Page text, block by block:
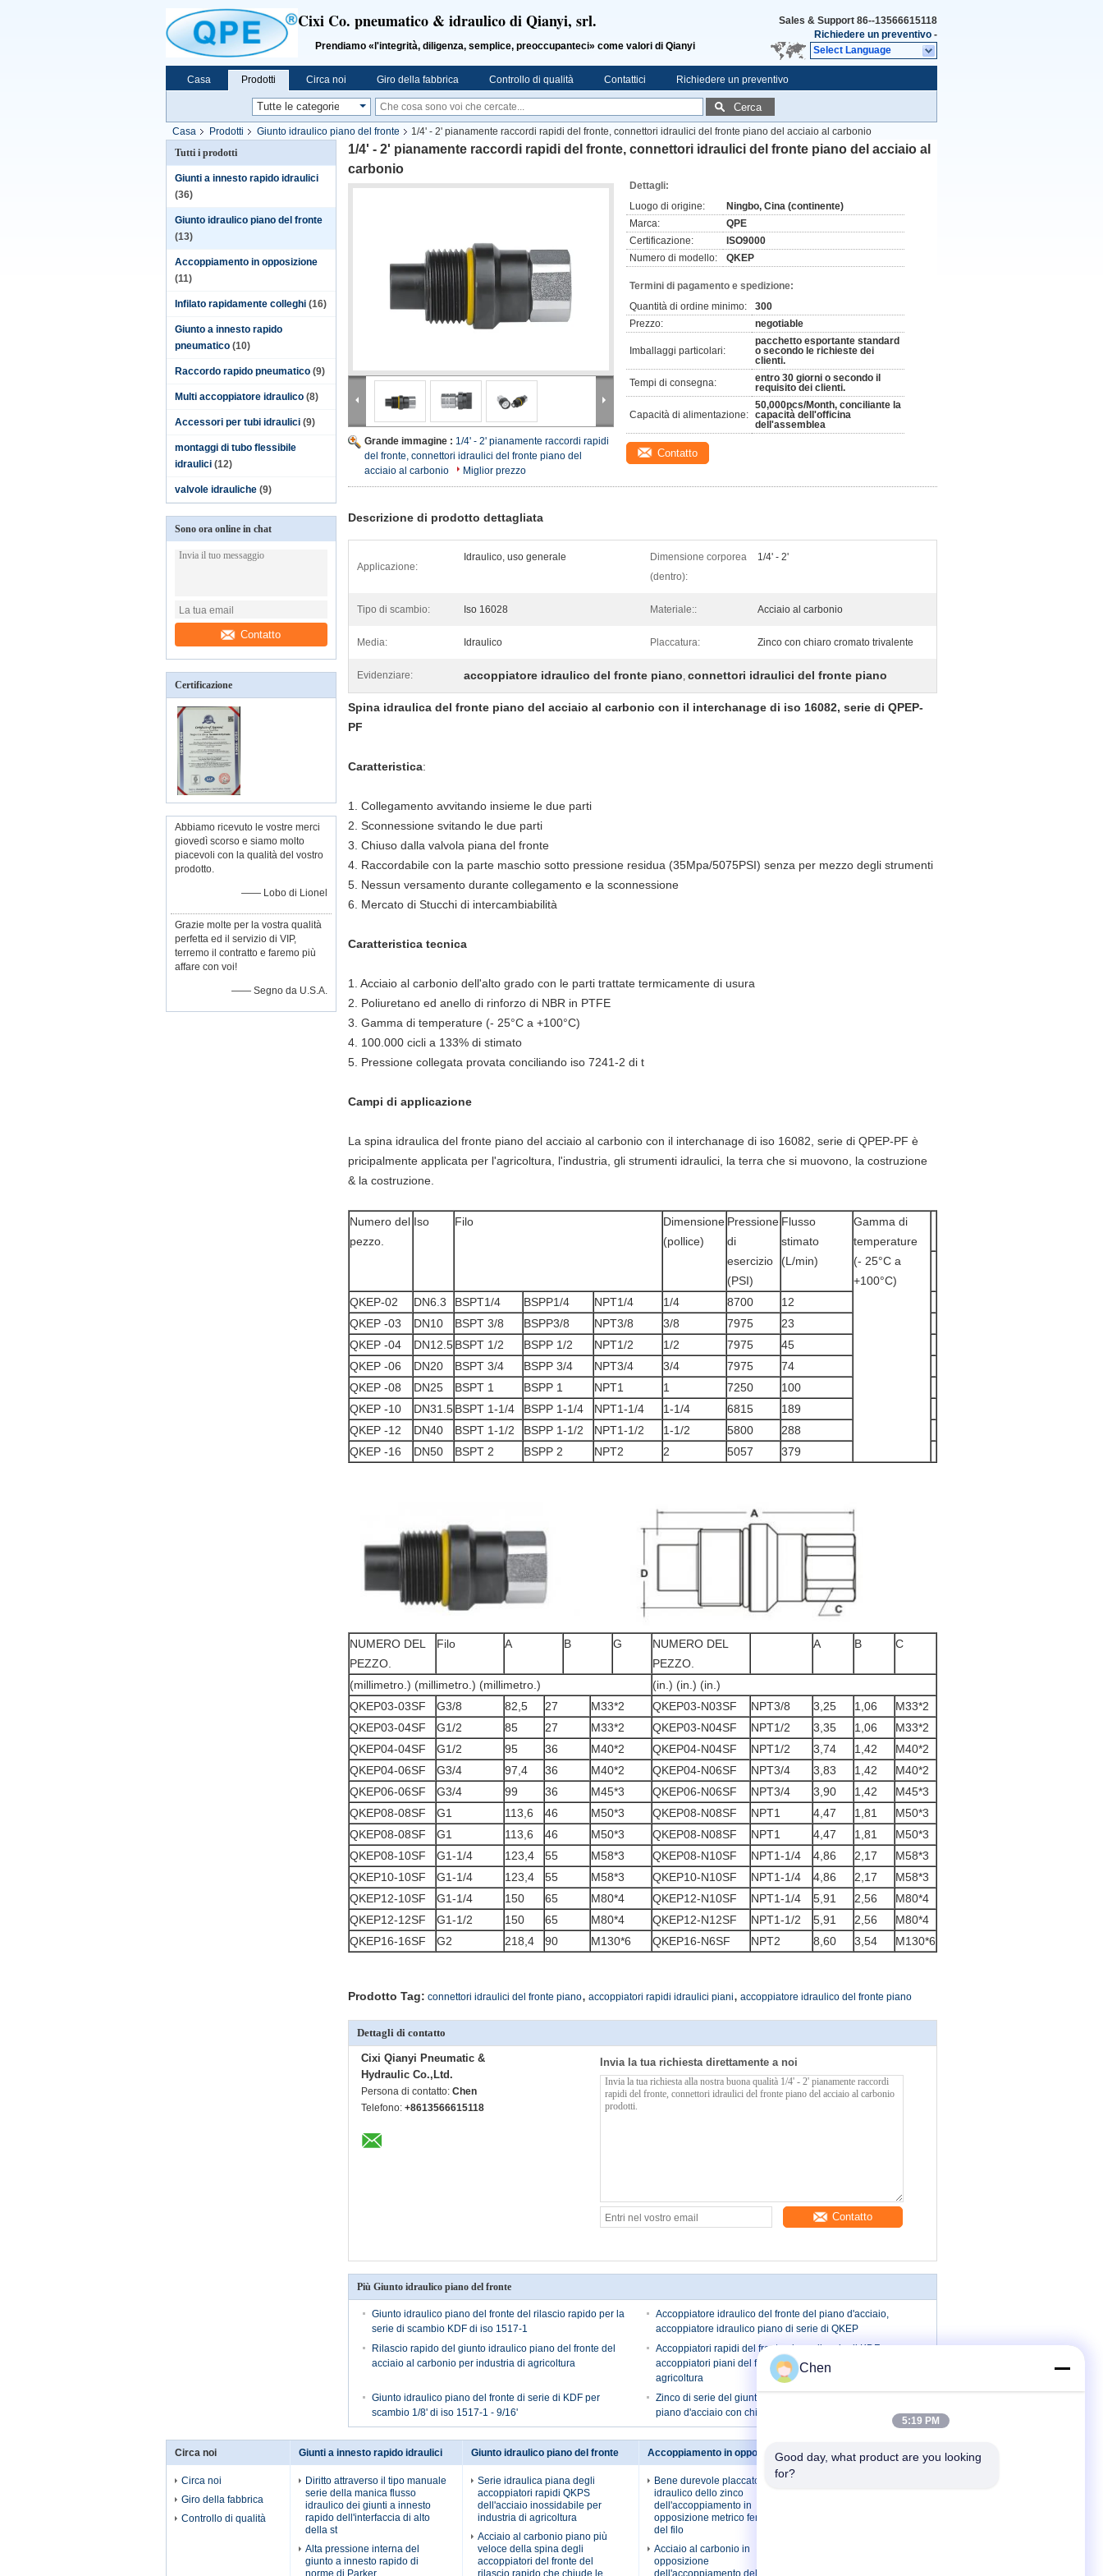
Cixi Co. pneumatico & idraulico di Qianyi, srl.
Prendiamo «l'integrità, diligenza, semplice, preoccupanteci» come valori di Qianyi
Sales & Support 86--13566615118
Richiedere un preventivo -
Select Language
Casa Prodotti Circa noi Giro della fabbrica Controllo di qualità Contattici Richiedere un preventivo
Cerca
Casa Prodotti Giunto idraulico piano del fronte
1/4' - 2' pianamente raccordi rapidi del fronte, connettori idraulici del fronte piano del acciaio al carbonio
Tutti i prodotti
Giunti a innesto rapido idraulici
(36)
Giunto idraulico piano del fronte
(13)
Accoppiamento in opposizione
(11)
Infilato rapidamente colleghi (16)
Giunto a innesto rapido
pneumatico (10)
Raccordo rapido pneumatico (9)
Multi accoppiatore idraulico (8)
Accessori per tubi idraulici (9)
montaggi di tubo flessibile
idraulici (12)
valvole idrauliche (9)
Sono ora online in chat
Contatto
Certificazione
Abbiamo ricevuto le vostre merci
giovedì scorso e siamo molto
piacevoli con la qualità del vostro
prodotto.
—— Lobo di Lionel
Grazie molte per la vostra qualità
perfetta ed il servizio di VIP,
terremo il contratto e faremo più
affare con voi!
—— Segno da U.S.A.
1/4' - 2' pianamente raccordi rapidi del fronte, connettori idraulici del fronte piano del acciaio al
carbonio
Grande immagine : 1/4' - 2' pianamente raccordi rapidi
del fronte, connettori idraulici del fronte piano del
acciaio al carbonio
Miglior prezzo
Dettagli:
Luogo di origine:
Ningbo, Cina (continente)
Marca:
QPE
Certificazione:
ISO9000
Numero di modello:
QKEP
Termini di pagamento e spedizione:
Quantità di ordine minimo:
300
Prezzo:
negotiable
Imballaggi particolari:
pacchetto esportante standard
o secondo le richieste dei
clienti.
Tempi di consegna:
entro 30 giorni o secondo il
requisito dei clienti.
Capacità di alimentazione:
50,000pcs/Month, conciliante la
capacità dell'officina
dell'assemblea
Contatto
Descrizione di prodotto dettagliata
Applicazione:
Idraulico, uso generale
Dimensione corporea
(dentro):
1/4' - 2'
Tipo di scambio: Iso 16028 Materiale:: Acciaio al carbonio
Media: Idraulico Placcatura: Zinco con chiaro cromato trivalente
Evidenziare: accoppiatore idraulico del fronte piano, connettori idraulici del fronte piano
Spina idraulica del fronte piano del acciaio al carbonio con il interchanage di iso 16082, serie di QPEP-
PF
Caratteristica:
1. Collegamento avvitando insieme le due parti
2. Sconnessione svitando le due parti
3. Chiuso dalla valvola piana del fronte
4. Raccordabile con la parte maschio sotto pressione residua (35Mpa/5075PSI) senza per mezzo degli strumenti
5. Nessun versamento durante collegamento e la sconnessione
6. Mercato di Stucchi di intercambiabilità
Caratteristica tecnica
1. Acciaio al carbonio dell'alto grado con le parti trattate termicamente di usura
2. Poliuretano ed anello di rinforzo di NBR in PTFE
3. Gamma di temperature (- 25°C a +100°C)
4. 100.000 cicli a 133% di stimato
5. Pressione collegata provata conciliando iso 7241-2 di t
Campi di applicazione
La spina idraulica del fronte piano del acciaio al carbonio con il interchanage di iso 16082, serie di QPEP-PF è
pricipalmente applicata per l'agricoltura, l'industria, gli strumenti idraulici, la terra che si muovono, la costruzione
& la costruzione.
Numero del
pezzo.
Iso Filo
Dimensione
(pollice)
Pressione
di
esercizio
(PSI)
Flusso
stimato
(L/min)
Gamma di
temperature
(- 25°C a
+100°C)
QKEP-02
DN6.3 BSPT1/4 BSPP1/4 NPT1/4 1/4 8700
12
QKEP -03
DN10 BSPT 3/8 BSPP3/8 NPT3/8 3/8 7975
23
QKEP -04
DN12.5BSPT 1/2 BSPP 1/2 NPT1/2 1/2 7975
45
QKEP -06
DN20 BSPT 3/4 BSPP 3/4 NPT3/4 3/4 7975
74
QKEP -08
DN25 BSPT 1 BSPP 1 NPT1 1 7250
100
QKEP -10
DN31.5BSPT 1-1/4 BSPP 1-1/4 NPT1-1/4 1-1/4 6815
189
QKEP -12
DN40 BSPT 1-1/2 BSPP 1-1/2 NPT1-1/2 1-1/2 5800
288
QKEP -16
DN50 BSPT 2 BSPP 2 NPT2 2 5057 379
NUMERO DEL
PEZZO.
Filo A B G
NUMERO DEL
PEZZO.
A B C
(millimetro.) (millimetro.) (millimetro.)
(in.) (in.) (in.)
QKEP03-03SF
G3/8 82,5 27 M33*2 QKEP03-N03SF NPT3/8 3,25 1,06
M33*2
QKEP03-04SF
G1/2 85 27 M33*2 QKEP03-N04SF NPT1/2 3,35 1,06
M33*2
QKEP04-04SF
G1/2 95 36 M40*2 QKEP04-N04SF NPT1/2 3,74 1,42
M40*2
QKEP04-06SF
G3/4 97,4 36 M40*2 QKEP04-N06SF NPT3/4 3,83 1,42
M40*2
QKEP06-06SF
G3/4 99 36 M45*3 QKEP06-N06SF NPT3/4 3,90 1,42
M45*3
QKEP08-08SF
G1 113,6 46 M50*3 QKEP08-N08SF NPT1 4,47 1,81
M50*3
QKEP08-08SF
G1 113,6 46 M50*3 QKEP08-N08SF NPT1 4,47 1,81
M50*3
QKEP08-10SF
G1-1/4 123,4 55 M58*3 QKEP08-N10SF NPT1-1/4 4,86 2,17
M58*3
QKEP10-10SF
G1-1/4 123,4 55 M58*3 QKEP10-N10SF NPT1-1/4 4,86 2,17
M58*3
QKEP12-10SF
G1-1/4 150 65 M80*4 QKEP12-N10SF NPT1-1/4 5,91 2,56
M80*4
QKEP12-12SF
G1-1/2 150 65 M80*4 QKEP12-N12SF NPT1-1/2 5,91 2,56
M80*4
QKEP16-16SF
G2 218,4 90 M130*6 QKEP16-N6SF NPT2 8,60 3,54 M130*6
Prodotto Tag: connettori idraulici del fronte piano, accoppiatori rapidi idraulici piani, accoppiatore idraulico del fronte piano
Dettagli di contatto
Cixi Qianyi Pneumatic &
Hydraulic Co.,Ltd.
Persona di contatto: Chen
Telefono: +8613566615118
Invia la tua richiesta direttamente a noi
Contatto
Più Giunto idraulico piano del fronte
Giunto idraulico piano del fronte del rilascio rapido per la
serie di scambio KDF di iso 1517-1
Accoppiatore idraulico del fronte del piano d'acciaio,
accoppiatore idraulico piano di serie di QKEP
Rilascio rapido del giunto idraulico piano del fronte del
acciaio al carbonio per industria di agricoltura
Accoppiatori rapidi del fronte piano di serie di KDF,
accoppiatori piani del fronte del acciaio al carbonio di
agricoltura
Giunto idraulico piano del fronte di serie di KDF per
scambio 1/8' di iso 1517-1 - 9/16'
Zinco di serie del giunto idraulico QKEP-SF del fronte del
piano d'acciaio con chiaro cromato trivalente
Circa noi
Circa noi
Giro della fabbrica
Controllo di qualità
Giunti a innesto rapido idraulici
Diritto attraverso il tipo manuale
serie della manica flusso
idraulico dei giunti a innesto
rapido dell'interfaccia di alto
della st
Alta pressione interna del
giunto a innesto rapido di
norme di Parker,
Giunto idraulico piano del fronte
Serie idraulica piana degli
accoppiatori rapidi QKPS
dell'acciaio inossidabile per
industria di agricoltura
Acciaio al carbonio piano più
veloce della spina degli
accoppiatori del fronte del
rilascio rapido che chiude le
Accoppiamento in opposizione
Bene durevole placcato CR3
idraulico dello zinco
dell'accoppiamento in
opposizione metrico femminile
del filo
Acciaio al carbonio in
opposizione
dell'accoppiamento della spina
Contattici
Chen
5:19 PM
Good day, what product are you looking
for?